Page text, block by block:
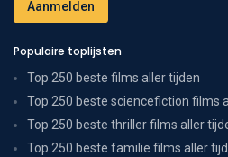
Populaire toplijsten
Top 250 beste films aller tijden
Top 250 beste sciencefiction films
Top 250 beste thriller films aller
Top 250 beste familie films aller